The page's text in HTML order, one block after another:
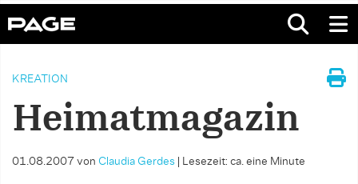
KREATION
Heimatmagazin
01.08.2007 von Claudia Gerdes Lesezeit: ca. eine Minute